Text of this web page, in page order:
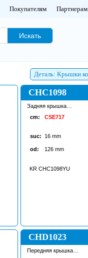
Покупателям Партнерам
Искать
CHC1098
Задняя крышка
кондиционера
cm: CSE717
suc: 16 mm
od: 126 mm
KR CHC1098YU
CHD1023
Передняя крышка